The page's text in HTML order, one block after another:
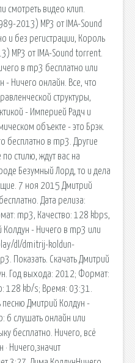
смотреть видео клип.
2013) МР3 от IMA-Sound
и без регистрации, Король
МР3 от IMA-Sound torrent.
в mp3 бесплатно или
- Ничего онлайн. Все, что
структуры,
- Империей Радч и
объекте - это Брэк.
бесплатно в mp3. Другие
стилю, ждут вас на
Безумный Лорд, то и дела
7 ноя 2015 Дмитрий
Дата релиза:
mp3, Качество: 128 kbps,
Колдун - Ничего в mp3 или
dl/dmitrij-koldun-
Показать. Скачать Дмитрий
Год выхода: 2012; Формат:
128 kb/s; Время: 03:31.
песню Дмитрий Колдун -
6 слушать онлайн или
бесплатно. Ничего, всё
Ничего,значит